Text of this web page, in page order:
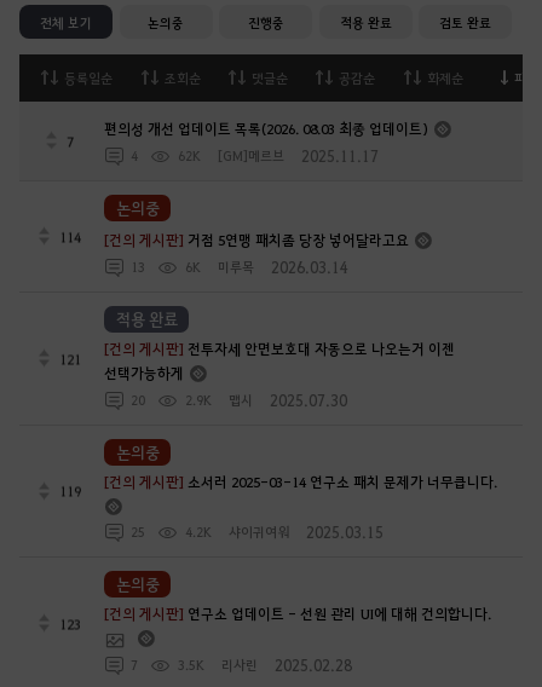
전체 보기 논의중 진행중 적용 완료 검토 완료
등록일순 조회순 댓글순 공감순 화제순 피
7
편의성 개선 업데이트 목록(2026. 08.03 최종 업데이트)
4 62K [GM]메르브 2025.11.17
114 [건의 게시판] 거점 5연맹 패치좀 당장 넣어달라고요
13 6K 미루목 2026.03.14
논의중
121
[건의 게시판] 전투자세 안면보호대 자동으로 나오는거 이젠
선택가능하게
20 2.9K 맵시 2025.07.30
적용 완료
119 [건의 게시판]소서러 2025-03-14 연구소 패치 문제가 너무큽니다.
25 4.2K 샤이귀여워 2025.03.15
논의중
123
[건의 게시판] 연구소 업데이트 - 선원 관리 UI에 대해 건의합니다.
7 3.5K 리사린 2025.02.28
논의중